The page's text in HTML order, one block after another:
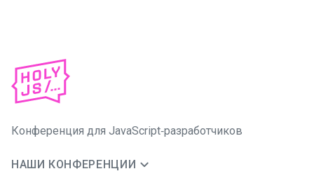
Конференция для JavaScript‑разработчиков
НАШИ КОНФЕРЕНЦИИ